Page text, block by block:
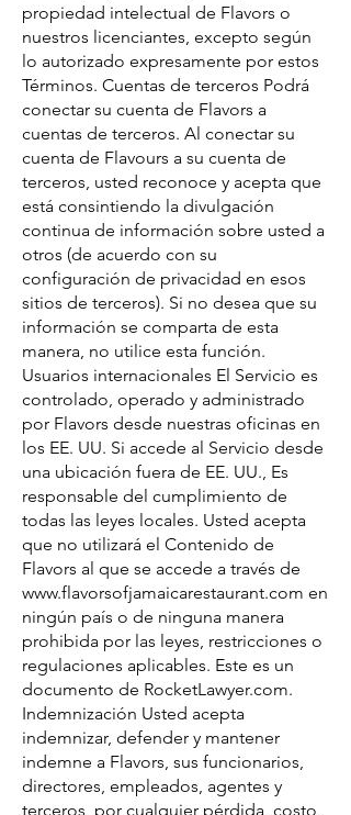
propiedad intelectual de Flavors o
nuestros licenciantes, excepto según
lo autorizado expresamente por estos
Términos. Cuentas de terceros Podrá
conectar su cuenta de Flavors a
cuentas de terceros. Al conectar su
cuenta de Flavours a su cuenta de
terceros, usted reconoce y acepta que
está consintiendo la divulgación
continua de información sobre usted a
otros (de acuerdo con su
configuración de privacidad en esos
sitios de terceros). Si no desea que su
información se comparta de esta
manera, no utilice esta función.
Usuarios internacionales El Servicio es
controlado, operado y administrado
por Flavors desde nuestras oficinas en
los EE. UU. Si accede al Servicio desde
una ubicación fuera de EE. UU., Es
responsable del cumplimiento de
todas las leyes locales. Usted acepta
que no utilizará el Contenido de
Flavors al que se accede a través de
www.flavorsofjamaicarestaurant.com en
ningún país o de ninguna manera
prohibida por las leyes, restricciones o
regulaciones aplicables. Este es un
documento de RocketLawyer.com.
Indemnización Usted acepta
indemnizar, defender y mantener
indemne a Flavors, sus funcionarios,
directores, empleados, agentes y
terceros, por cualquier pérdida, costo,